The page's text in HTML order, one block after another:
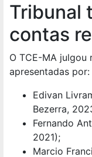
Tribunal
contas
O TCE-MA julgou
apresentadas por:
Edivan
Bezerra,
Fernando
2021);
Marcio